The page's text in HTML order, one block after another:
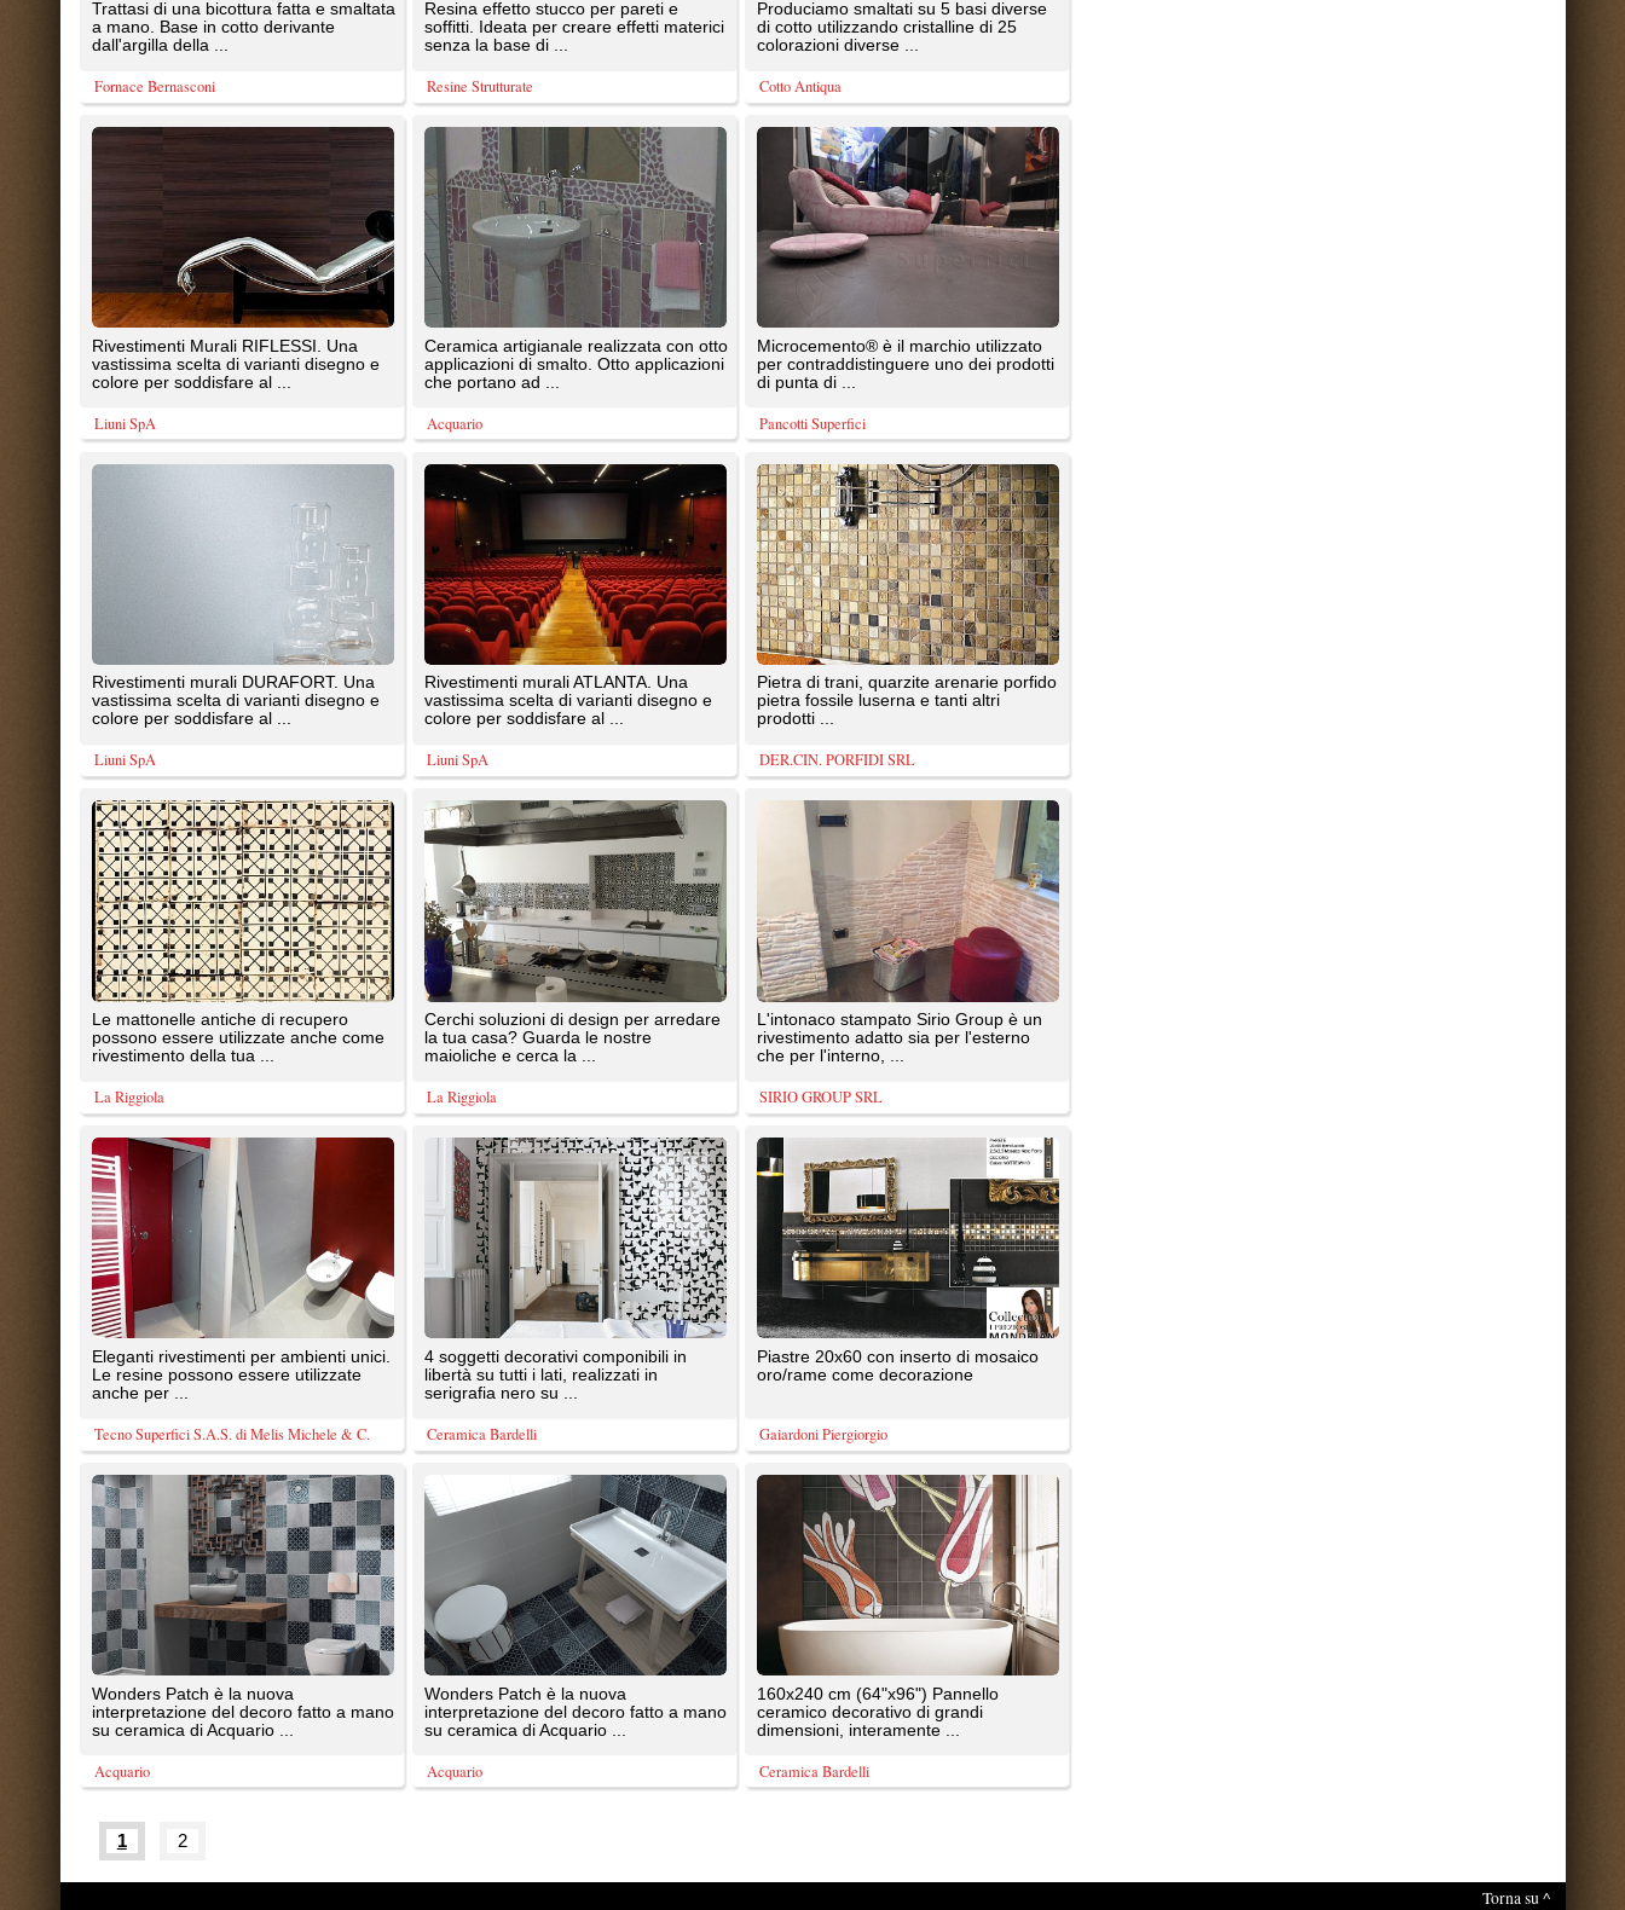
Rivestimenti Murali RIFLESSI. Una
vastissima scelta di varianti disegno e
colore per soddisfare al ...
Ceramica artigianale realizzata con otto
applicazioni di smalto. Otto applicazioni
Microcemento® è il marchio utilizzato
per contraddistinguere uno dei prodotti
Rivestimenti murali DURAFORT. Una
vastissima scelta di varianti disegno e
colore per soddisfare al ...
Liuni SpA
Rivestimenti murali ATLANTA. Una
vastissima scelta di varianti disegno e
colore per soddisfare al ...
Liuni SpA
Pietra di trani, quarzite arenarie porfido
pietra fossile luserna e tanti altri
prodotti ...
DER.CIN. PORFIDI SRL
possono essere utilizzate anche come
rivestimento della tua ...
Cerchi soluzioni di design per arredare
la tua casa? Guarda le nostre
maioliche e cerca la ...
La Riggiola
L'intonaco stampato Sirio Group è un
rivestimento adatto sia per l'esterno
che per l'interno, ...
SIRIO GROUP SRL
Eleganti rivestimenti per ambienti unici.
Le resine possono essere utilizzate
anche per ...
Tecno Superfici S.A.S. di Melis Michele & C.
4 soggetti decorativi componibili in
libertà su tutti i lati, realizzati in
serigrafia nero su ...
Ceramica Bardelli
Piastre 20x60 con inserto di mosaico
oro/rame come decorazione
Gaiardoni Piergiorgio
interpretazione del decoro fatto a mano
su ceramica di Acquario ...
Acquario
interpretazione del decoro fatto a mano
su ceramica di Acquario ...
ceramico decorativo di grandi
dimensioni, interamente ...
Ceramica Bardelli
1
TrovaPavimenti.it
AF Coding Studio
via A. Diaz, 1
20087 Robecco sul Naviglio (MI)
P.iva 03980840965
Tutte le immagini presenti sul portale sono di proprietà dei rispettivi autori. E' proibita la riproduzione totale o parziale dei contenuti presenti sul portale.